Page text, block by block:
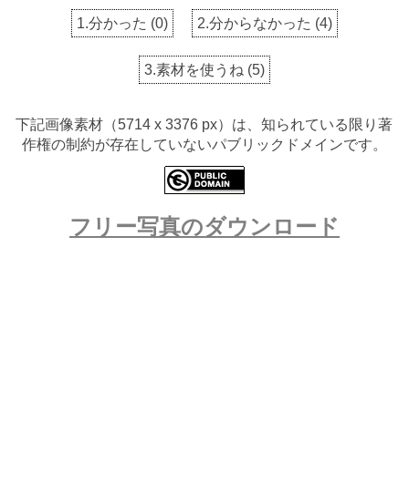
1.分かった (0) 2.分からなかった (4)
3.素材を使うね (5)
下記画像素材（5714 x 3376 px）は、知られている限り著
作権の制約が存在していないパブリックドメインです。
フリー写真のダウンロード